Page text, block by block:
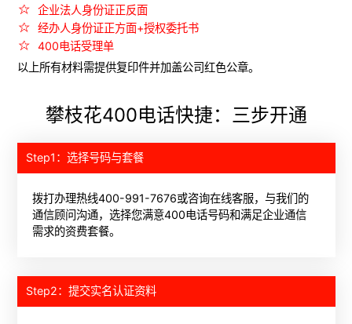
企业法人身份证正反面
经办人身份证正方面+授权委托书
400电话受理单
以上所有材料需提供复印件并加盖公司红色公章。
攀枝花400电话快捷：三步开通
Step1：选择号码与套餐
拨打办理热线400-991-7676或咨询在线客服，与我们的
通信顾问沟通，选择您满意400电话号码和满足企业通信
需求的资费套餐。
Step2：提交实名认证资料